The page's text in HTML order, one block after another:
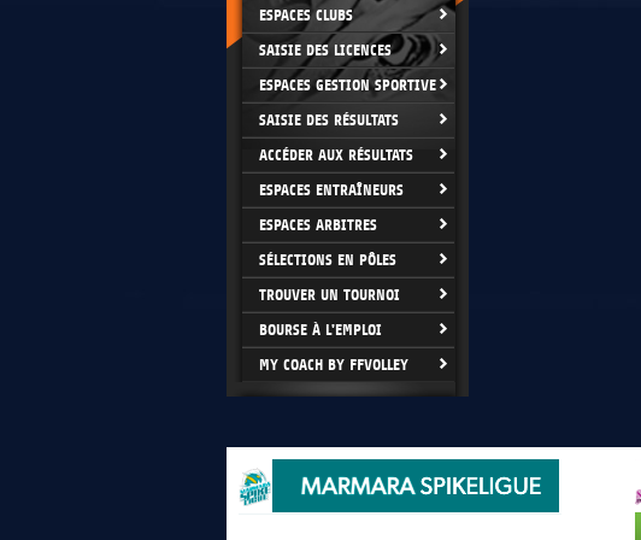
ESPACES CLUBS
SAISIE DES LICENCES
ESPACES GESTION SPORTIVE
SAISIE DES RÉSULTATS
ACCÉDER AUX RÉSULTATS
ESPACES ENTRAÎNEURS
ESPACES ARBITRES
SÉLECTIONS EN PÔLES
TROUVER UN TOURNOI
BOURSE À L'EMPLOI
MY COACH BY FFVOLLEY